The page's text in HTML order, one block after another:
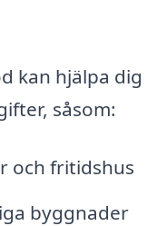
kan hjälpa dig
såsom:
och fritidshus
byggnader